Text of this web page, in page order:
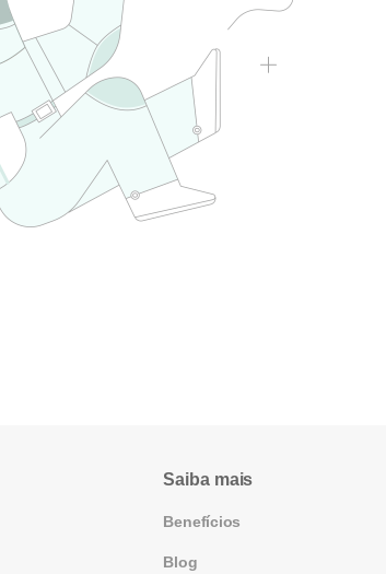
Saiba mais
Benefícios
Blog